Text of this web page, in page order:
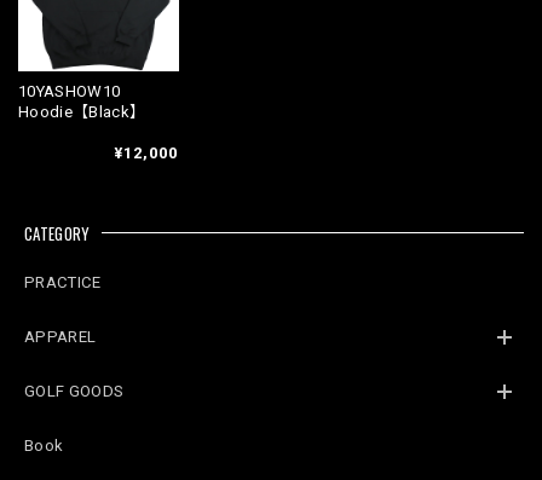
10YASHOW10
Hoodie【Black】
¥12,000
CATEGORY
PRACTICE
APPAREL
GOLF GOODS
Book